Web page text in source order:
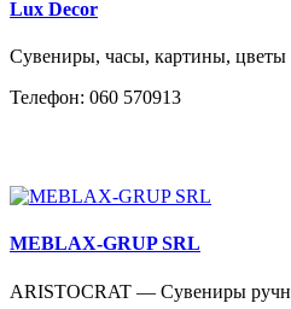
Lux Decor
Сувениры, часы, картины, цветы
Телефон: 060 570913
MEBLAX-GRUP SRL
ARISTOCRAT — Сувениры